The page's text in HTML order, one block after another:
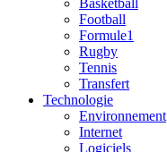
Basketball
Football
Formule1
Rugby
Tennis
Transfert
Technologie
Environnement
Internet
Logiciels